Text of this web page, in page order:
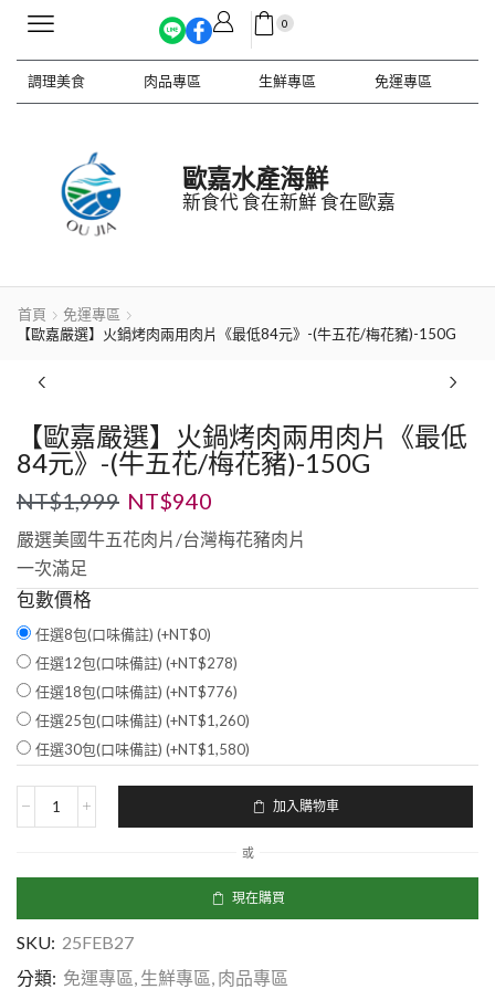
0
調理美食 肉品專區 生鮮專區 免運專區
歐嘉水產海鮮
新食代 食在新鮮 食在歐嘉
首頁
免運專區
【歐嘉嚴選】火鍋烤肉兩用肉片《最低84元》-(牛五花/梅花豬)-150G
【歐嘉嚴選】火鍋烤肉兩用肉片《最低
84元》-(牛五花/梅花豬)-150G
NT$1,999 NT$940
嚴選美國牛五花肉片/台灣梅花豬肉片
一次滿足
包數價格
任選8包(口味備註) (+NT$0)
任選12包(口味備註) (+NT$278)
任選18包(口味備註) (+NT$776)
任選25包(口味備註) (+NT$1,260)
任選30包(口味備註) (+NT$1,580)
加入購物車
或
現在購買
SKU: 25FEB27
分類: 免運專區 生鮮專區 肉品專區